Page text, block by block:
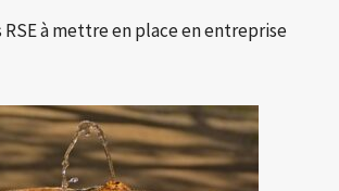
RSE à mettre en place en entreprise